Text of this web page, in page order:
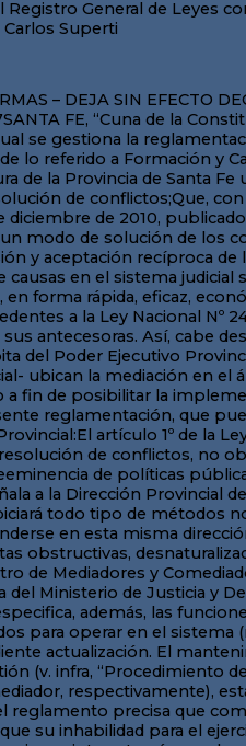
desde la puesta en marcha de la Ley Nacional de Mediación Nº 24.573 a la fecha y en relación a la Ley Provincial de Mediación Nº 13.151;Con los lineamientos básicos de los Cursos de Capacitación Continua, exigible a todos los mediadores y comediadores una vez inscriptos en el Registro de Mediadores y Comediadores;En relación a ello, cabe facultar a la Dirección Provincial de Desjudicialización de la Solución de Conflictos Interpersonales a la resolución de las cuestiones que puedan suscitarse en materia de aplicación e interpretación de lo referido a la formación y capacitación en mediación.Cabe aclarar en esta instancia que, lo relativo al Curso de Nivelación y Actualización antes referido, se encontraba contemplado ya en el Decreto Nº 0651/11, pero tomando en consideración lo Dictaminado por el Sr. Fiscal de Estado en el Dictamen Nº 0135/11, se considera oportuno en esta instancia unificar en una sola norma legal todo lo referido a formación y capacitación en mediación, dejando sin efecto la mencionada norma legal.En relación a los mediadores y comediadores, para su inscripción, deberán acreditar haber realizado el Curso de Formación Básica en Mediación, según la normativa vigente en la materia, en Instituciones Formadoras registradas en el Registro e Instituciones Formadoras de la Provincia de Santa Fe.En relación a aquellos mediadores que cuenten en la actualidad con la capacitación Básica en Mediación en Instituciones Formadoras habilitadas por el Ministerio de Justicia y Derechos Humanos de la Nación, el requisito se cumplirá acreditando haber realizado el Curso de Nivelación y Actualización en Mediación,